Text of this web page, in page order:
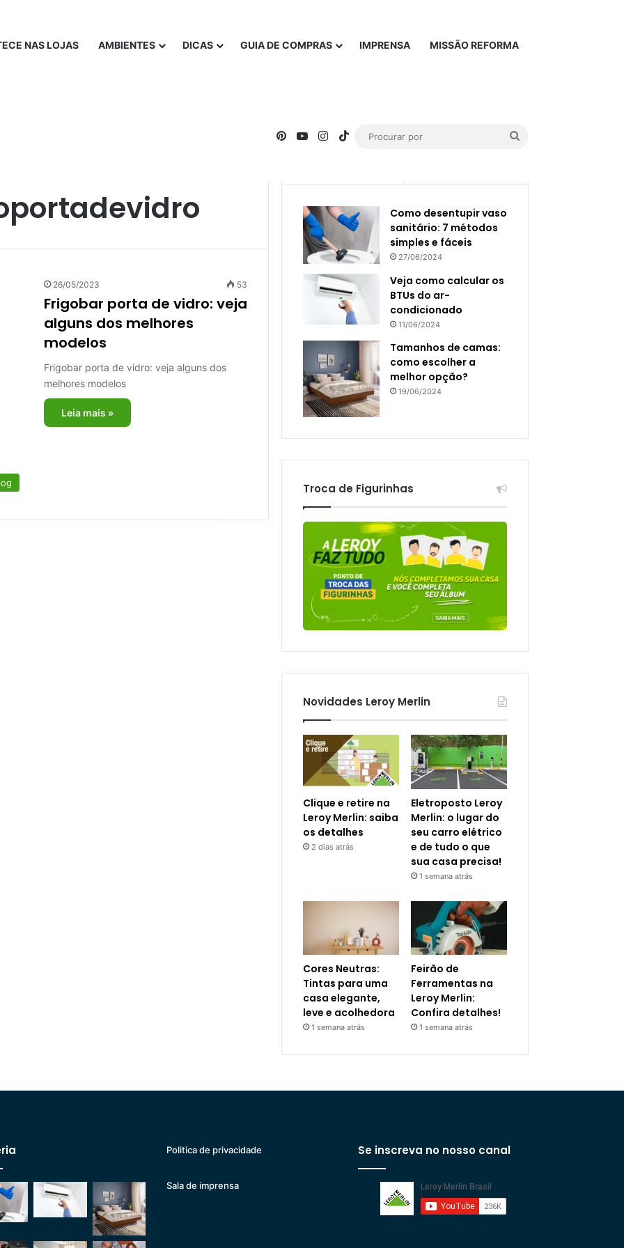
NAS LOJAS AMBIENTES DICAS GUIA DE COMPRAS IMPRENSA MISSÃO REFORMA
PinterestYouTubeInstagram
TikTok
26/05/2023 53
Frigobar porta de vidro: veja
alguns dos melhores
modelos
Frigobar porta de vidro: veja alguns dos
melhores modelos
Leia mais »
Como desentupir vaso
sanitário: 7 métodos
simples e fáceis
27/06/2024
Veja como calcular os
BTUs do ar-
condicionado
11/06/2024
Tamanhos de camas:
como escolher a
melhor opção?
19/06/2024
Troca de Figurinhas
Novidades Leroy Merlin
Clique e retire na
Leroy Merlin: saiba
os detalhes
2 dias atrás
Eletroposto Leroy
Merlin: o lugar do
seu carro elétrico
e de tudo o que
sua casa precisa!
1 semana atrás
Cores Neutras:
Tintas para uma
casa elegante,
leve e acolhedora
1 semana atrás
Feirão de
Ferramentas na
Leroy Merlin:
Confira detalhes!
1 semana atrás
Politica de privacidade
Sala de imprensa
Se inscreva no nosso canal